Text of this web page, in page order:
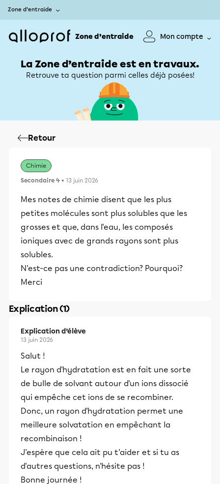
Zone d’entraide
Zone d’entraide Mon compte
La Zone d’entraide est en travaux.
Retrouve ta question parmi celles déjà posées!
Retour
Chimie
Secondaire 4 • 13 juin 2026
Mes notes de chimie disent que les plus
petites molécules sont plus solubles que les
grosses et que, dans l'eau, les composés
ioniques avec de grands rayons sont plus
solubles.
N'est-ce pas une contradiction? Pourquoi?
Merci
Explication (1)
Explication d’élève
13 juin 2026
Salut !
Le rayon d'hydratation est en fait une sorte
de bulle de solvant autour d'un ions dissocié
qui empêche cet ions de se recombiner.
Donc, un rayon d'hydratation permet une
meilleure solvatation en empêchant la
recombinaison !
J'espère que cela ait pu t'aider et si tu as
d'autres questions, n'hésite pas !
Bonne journée !